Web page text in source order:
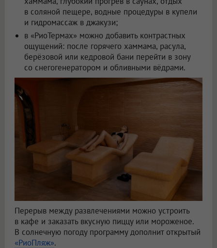
в соляной пещере, водные процедуры в купели
и гидромассаж в джакузи;
в «РиоТермах» можно добавить контрастных
ощущений: после горячего хаммама, расула,
берёзовой или кедровой бани перейти в зону
со снегогенератором и обливными вёдрами.
Перерыв между развлечениями можно устроить
в кафе и заказать вкусную пиццу или мороженое.
В солнечную погоду программу дополнит открытый
«РиоПляж».